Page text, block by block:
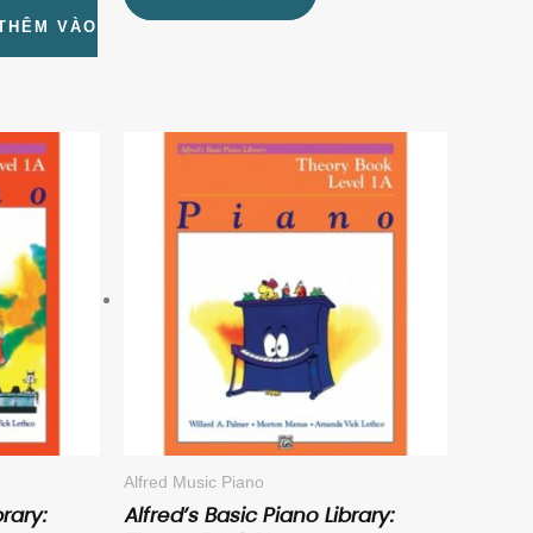
VÀO
Alfred Music Piano
Alfred’s Basic Piano Library: